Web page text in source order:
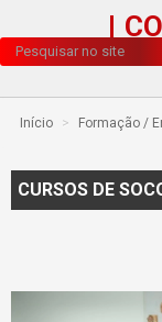
Pesquisa...
Início > Formação /
CURSOS DE